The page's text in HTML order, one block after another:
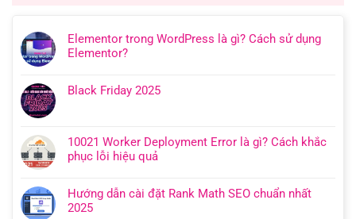
Elementor trong WordPress là gì? Cách sử dụng
Elementor?
Black Friday 2025
10021 Worker Deployment Error là gì? Cách khắc
phục lỗi hiệu quả
Hướng dẫn cài đặt Rank Math SEO chuẩn nhất
2025